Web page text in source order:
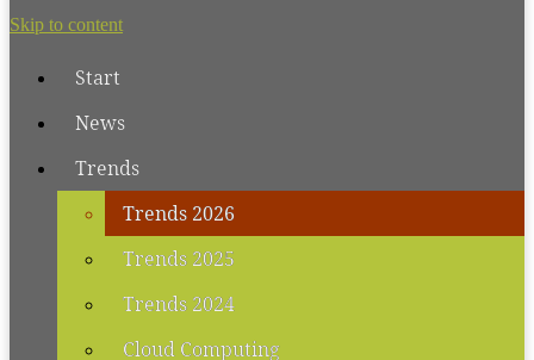
Skip to content
Start
News
Trends
Trends 2026
Trends 2025
Trends 2024
Cloud Computing